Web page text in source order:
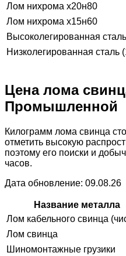
Лом нихрома х20н80
Лом нихрома х15н60
Высоколегированная
Низколегированная сталь
Цена лома
Промышленной
Килограмм лома свинца
отметить высокую
поэтому его поиски и
часов.
Дата обновление: 09.08.26
Название металла
Лом кабельного свинца
Лом свинца
Шиномонтажные грузики